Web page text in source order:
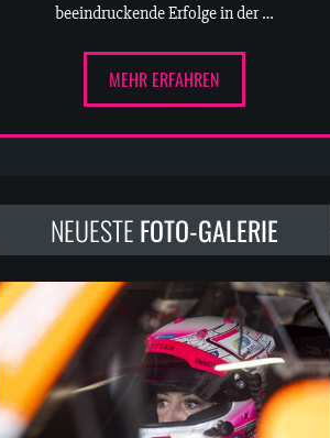
beeindruckende Erfolge in der …
MEHR ERFAHREN
NEUESTEFOTO-GALERIE